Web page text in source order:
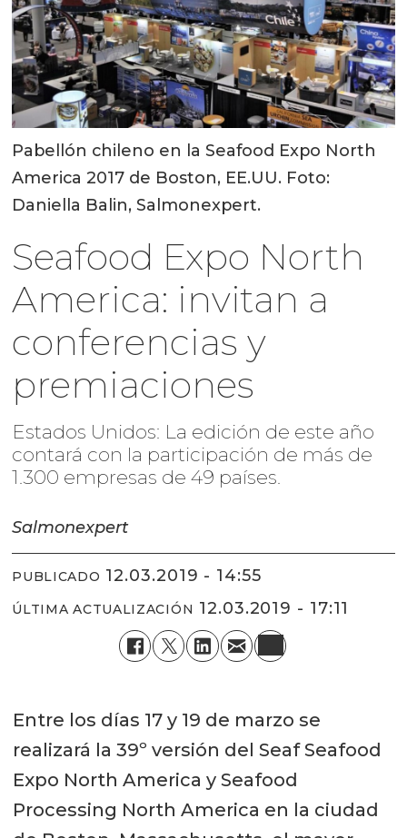
Pabellón chileno en la Seafood Expo North
America 2017 de Boston, EE.UU. Foto:
Daniella Balin, Salmonexpert.
Seafood Expo North
America: invitan a
conferencias y
premiaciones
Estados Unidos: La edición de este año
contará con la participación de más de
1.300 empresas de 49 países.
Salmonexpert
PUBLICADO 12.03.2019 - 14:55
ÚLTIMA ACTUALIZACIÓN 12.03.2019 - 17:11
Entre los días 17 y 19 de marzo se
realizará la 39º versión del Seaf Seafood
Expo North America y Seafood
Processing North America en la ciudad